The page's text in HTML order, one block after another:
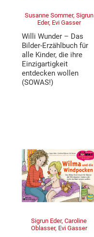
Susanne Sommer, Sigrun
Eder, Evi Gasser
Willi Wunder – Das
Bilder-Erzählbuch für
alle Kinder, die ihre
Einzigartigkeit
entdecken wollen
(SOWAS!)
Sigrun Eder, Caroline
Oblasser, Evi Gasser